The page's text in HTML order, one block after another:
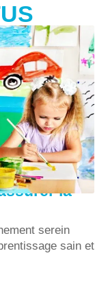
la
serein
sain et